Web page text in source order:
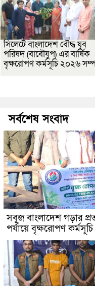
সিলেটে বাংলাদেশ বৌদ্ধ যুব
পরিষদ (বাবৌযুপ) এর বার্ষিক
বৃক্ষরোপণ কর্মসূচি ২০২৬
সর্বশেষ সংবাদ
সবুজ বাংলাদেশ গড়ার
পর্যায়ে বৃক্ষরোপণ